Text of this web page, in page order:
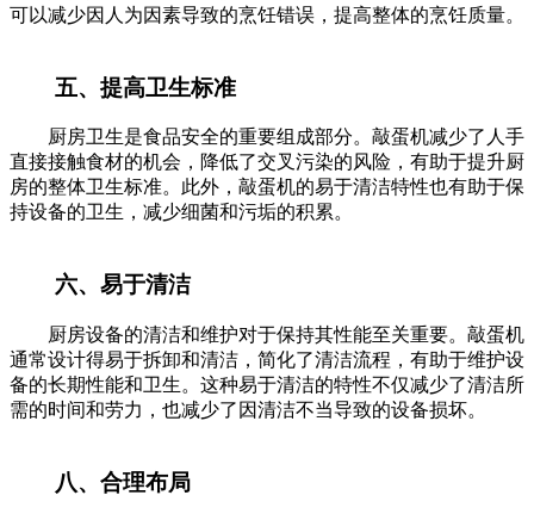
可以减少因人为因素导致的烹饪错误，提高整体的烹饪质量。
五、提高卫生标准
厨房卫生是食品安全的重要组成部分。敲蛋机减少了人手
直接接触食材的机会，降低了交叉污染的风险，有助于提升厨
房的整体卫生标准。此外，敲蛋机的易于清洁特性也有助于保
持设备的卫生，减少细菌和污垢的积累。
六、易于清洁
厨房设备的清洁和维护对于保持其性能至关重要。敲蛋机
通常设计得易于拆卸和清洁，简化了清洁流程，有助于维护设
备的长期性能和卫生。这种易于清洁的特性不仅减少了清洁所
需的时间和劳力，也减少了因清洁不当导致的设备损坏。
八、合理布局